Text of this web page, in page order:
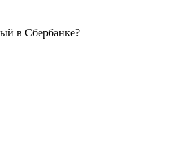
в Сбербанке?